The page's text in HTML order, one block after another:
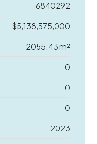
6840292
$5,138,575,000
2055.43 m²
0
0
0
2023